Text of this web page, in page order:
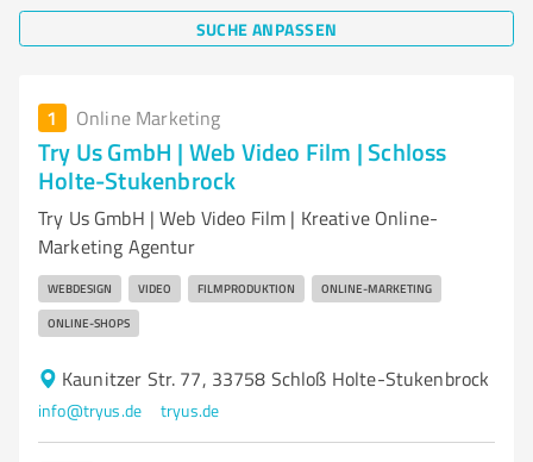
SUCHE ANPASSEN
1 Online Marketing
Try Us GmbH | Web Video Film | Schloss
Holte-Stukenbrock
Try Us GmbH | Web Video Film | Kreative Online-
Marketing Agentur
WEBDESIGN VIDEO FILMPRODUKTION ONLINE-MARKETING
ONLINE-SHOPS
Kaunitzer Str. 77, 33758 Schloß Holte-Stukenbrock
info@tryus.de tryus.de